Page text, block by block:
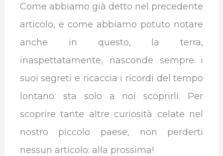
Come abbiamo già detto nel precedente
articolo, e come abbiamo potuto notare
anche in questo, la terra,
inaspettatamente, nasconde sempre i
suoi segreti e ricaccia i ricordi del tempo
lontano: sta solo a noi scoprirli. Per
scoprire tante altre curiosità celate nel
nostro piccolo paese, non perderti
nessun articolo: alla prossima!